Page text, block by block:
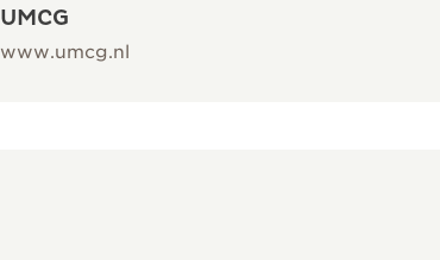
UMCG
www.umcg.nl